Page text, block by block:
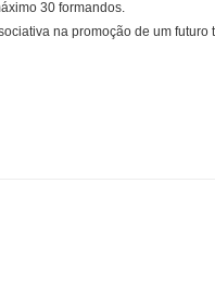
30 formandos.
na promoção de um